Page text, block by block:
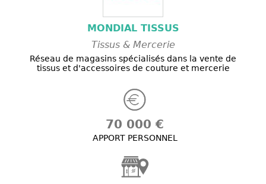
MONDIAL TISSUS
Tissus & Mercerie
Réseau de magasins spécialisés dans la vente de
tissus et d'accessoires de couture et mercerie
70 000 €
APPORT PERSONNEL